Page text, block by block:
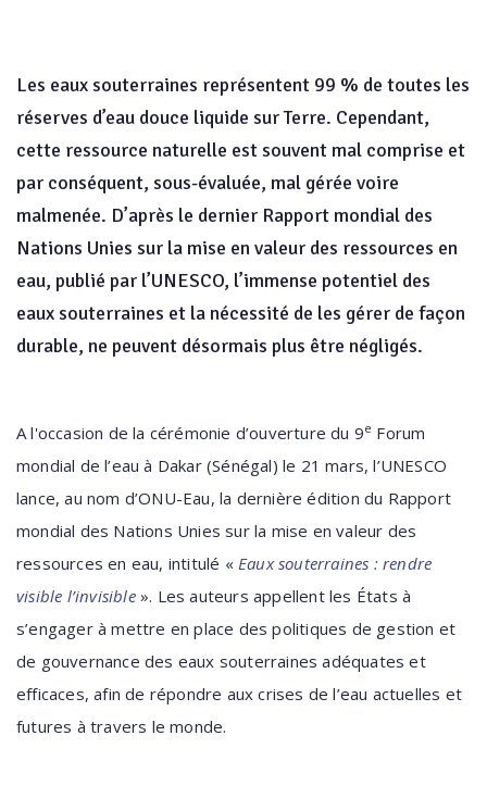
Les eaux souterraines représentent 99 % de toutes les
réserves d’eau douce liquide sur Terre. Cependant,
cette ressource naturelle est souvent mal comprise et
par conséquent, sous-évaluée, mal gérée voire
malmenée. D’après le dernier Rapport mondial des
Nations Unies sur la mise en valeur des ressources en
eau, publié par l’UNESCO, l’immense potentiel des
eaux souterraines et la nécessité de les gérer de façon
durable, ne peuvent désormais plus être négligés.
A l'occasion de la cérémonie d’ouverture du 9e Forum
mondial de l’eau à Dakar (Sénégal) le 21 mars, l’UNESCO
lance, au nom d’ONU-Eau, la dernière édition du Rapport
mondial des Nations Unies sur la mise en valeur des
ressources en eau, intitulé « Eaux souterraines : rendre
visible l’invisible». Les auteurs appellent les États à
s’engager à mettre en place des politiques de gestion et
de gouvernance des eaux souterraines adéquates et
efficaces, afin de répondre aux crises de l’eau actuelles et
futures à travers le monde.